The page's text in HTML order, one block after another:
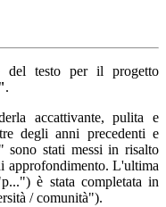
del testo per il progetto
.
accattivante, pulita e
degli anni precedenti e
sono stati messi in risalto
approfondimento. L'ultima
è stata completata in
/ comunità").